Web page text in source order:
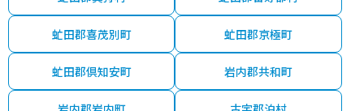
虻田郡喜茂別町 虻田郡京極町
虻田郡倶知安町 岩内郡共和町